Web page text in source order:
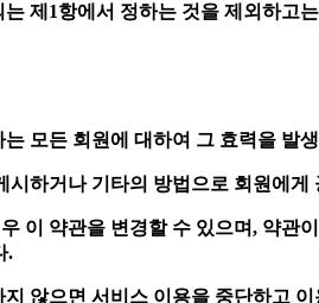
제1항에서 정하는 것을 제외하고
모든 회원에 대하여 그 효력을 발
하거나 기타의 방법으로 회원에
이 약관을 변경할 수 있으며, 약관
.
않으면 서비스 이용을 중단하고